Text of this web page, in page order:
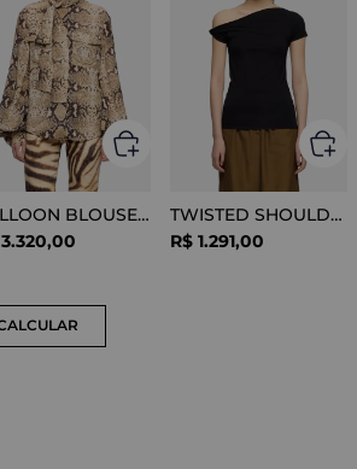
BALLOON BLOUSE VISCOSE SNAKE
3.320,00
TWISTED SHOULDER TEE LYOCELL BLACK
R$ 1.291,00